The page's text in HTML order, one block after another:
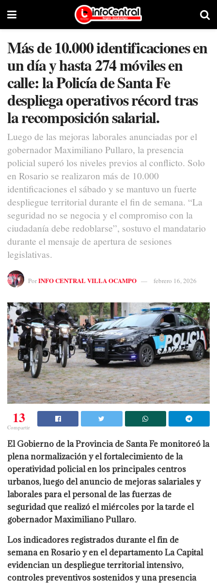
Más de 10.000 identificaciones en
un día y hasta 274 móviles en
calle: la Policía de Santa Fe
despliega operativos récord tras
la recomposición salarial.
Luego de las mejoras laborales anunciadas por el
gobernador Maximiliano Pullaro, la presencia
policial superó los niveles previos al conflicto. Solo
en Rosario se realizaron más de 10.000
identificaciones el sábado y se mantuvo un fuerte
despliegue territorial durante el fin de semana. “La
seguridad no se negocia y el compromiso con la
ciudadanía debe redoblarse”, sostuvo el mandatario
durante el mensaje de apertura de sesiones
legislativas.
PorINFO CENTRAL VILLA OCAMPO febrero 16, 2026
13
Compartir
El Gobierno de la Provincia de Santa Fe monitoreó la
plena normalización y el fortalecimiento de la
operatividad policial en los principales centros
urbanos, luego del anuncio de mejoras salariales y
laborales para el personal de las fuerzas de
seguridad que realizó el miércoles por la tarde el
gobernador Maximiliano Pullaro.
Los indicadores registrados durante el fin de
semana en Rosario y en el departamento La Capital
evidencian un despliegue territorial intensivo,
controles preventivos sostenidos y una presencia